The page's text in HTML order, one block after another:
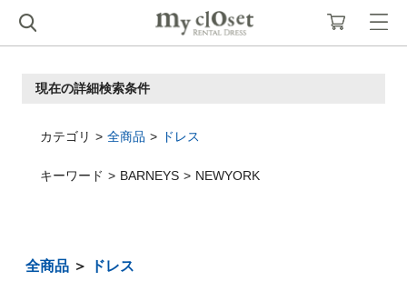
現在の詳細検索条件
カテゴリ 全商品 ドレス
キーワード BARNEYS NEWYORK
全商品 ＞ ドレス